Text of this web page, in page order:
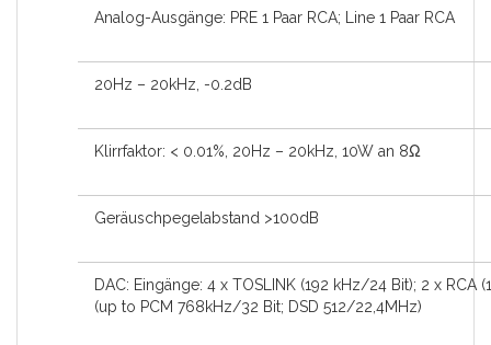
Analog-Ausgänge: PRE 1 Paar RCA; Line 1 Paar RCA
20Hz – 20kHz, -0.2dB
Klirrfaktor: < 0.01%, 20Hz – 20kHz, 10W an 8Ω
Geräuschpegelabstand >100dB
DAC: Eingänge: 4 x TOSLINK (192 kHz/24 Bit); 2 x RCA
(up to PCM 768kHz/32 Bit; DSD 512/22,4MHz)